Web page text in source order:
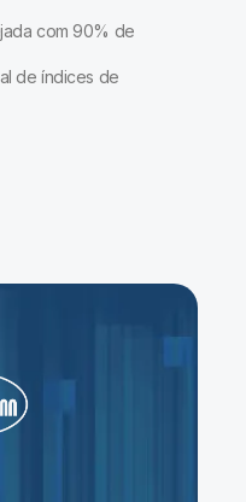
com 90% de
de índices de